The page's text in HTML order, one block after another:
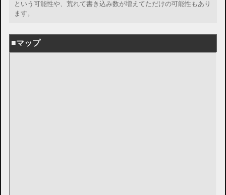
という可能性や、荒れて書き込み数が増えてただけの可能性もあり
ます。
■マップ